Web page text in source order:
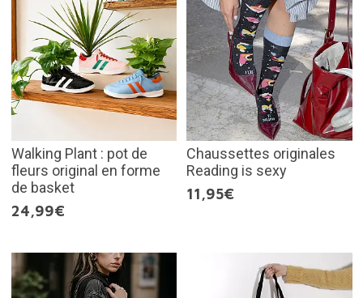
Walking Plant : pot de
fleurs original en forme
de basket
24,99€
Chaussettes originales
Reading is sexy
11,95€